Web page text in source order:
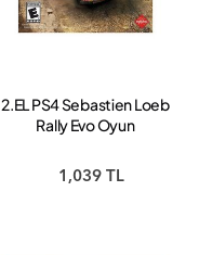
2.EL PS4 Sebastien Loeb
Rally Evo Oyun
1,039 TL